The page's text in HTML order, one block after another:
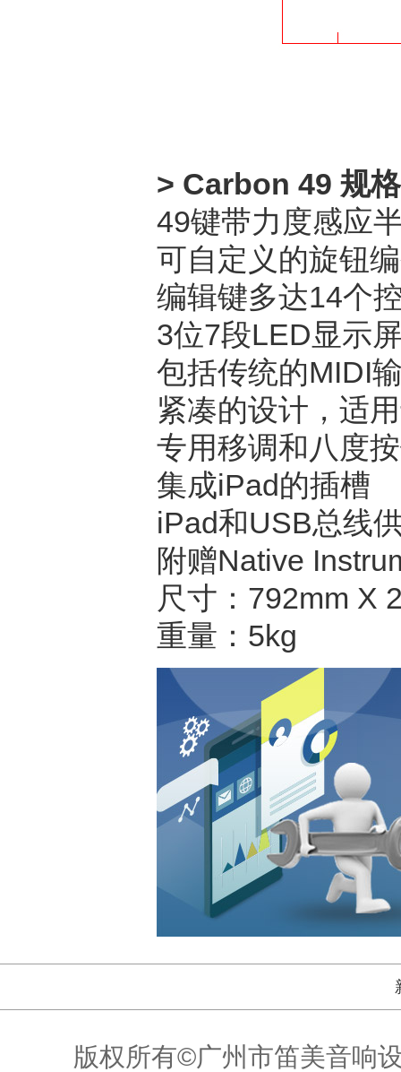
> Carbon 49 规
49键带力度感应
可自定义的旋钮
编辑键多达14个
3位7段LED显示
包括传统的MIDI
紧凑的设计，适
专用移调和八度
集成iPad的插槽
iPad和USB总线
附赠Native
尺寸：792mm X
重量：5kg
版权所有©广州市笛美音响